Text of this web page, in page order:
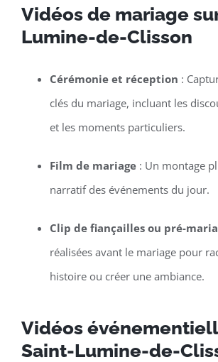
Vidéos de mariage
Lumine-de-Clisson
Cérémonie et réception :
clés du mariage, incluant les
et les moments particuliers.
Film de mariage: Un montage
narratif des événements du jour.
Clip de fiançailles ou pré-
réalisées avant le mariage pour
histoire ou créer une ambiance.
Vidéos
Saint-Lumine-de-